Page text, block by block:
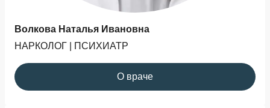
Волкова Наталья Ивановна
НАРКОЛОГ | ПСИХИАТР
О враче